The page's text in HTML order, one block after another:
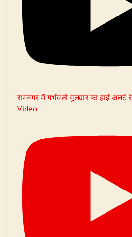
रामनगर में गर्भवती गुलदार का हाई
Video